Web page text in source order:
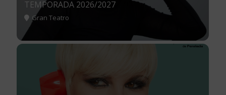
TEMPORADA 2026/2027
Gran Teatro